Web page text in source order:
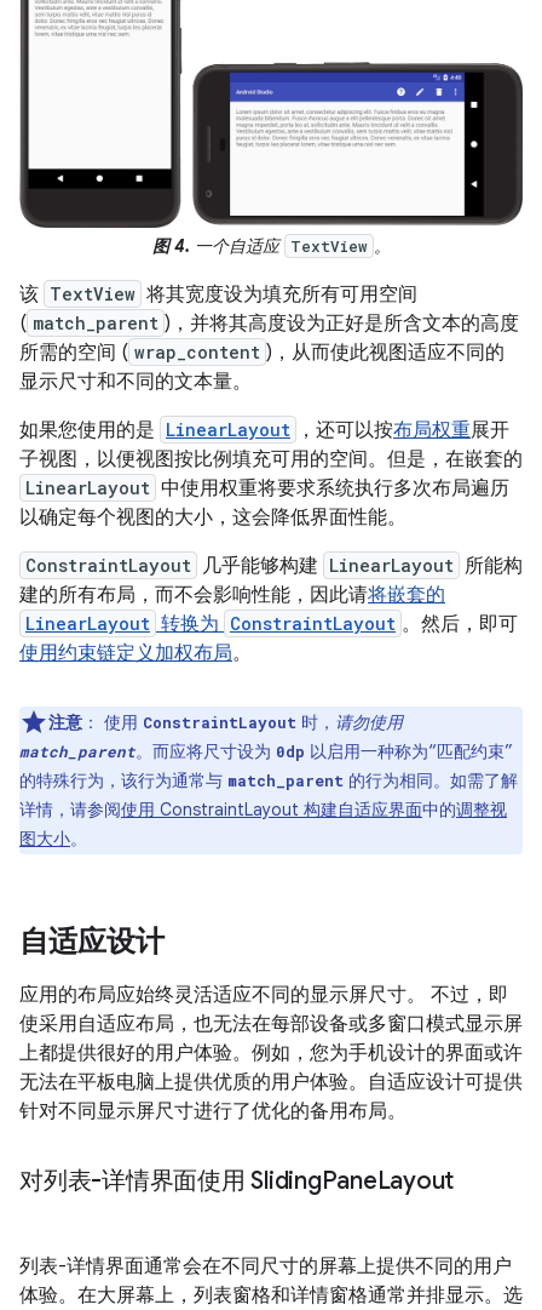
图 4. 一个自适应 TextView 。
该 TextView 将其宽度设为填充所有可用空间
( match_parent )，并将其高度设为正好是所含文本的高度
所需的空间 ( wrap_content )，从而使此视图适应不同的
显示尺寸和不同的文本量。
如果您使用的是 LinearLayout ，还可以按布局权重展开
子视图，以便视图按比例填充可用的空间。但是，在嵌套的
LinearLayout 中使用权重将要求系统执行多次布局遍历
以确定每个视图的大小，这会降低界面性能。
ConstraintLayout 几乎能够构建 LinearLayout 所能构
建的所有布局，而不会影响性能，因此请将嵌套的
LinearLayout 转换为 ConstraintLayout 。然后，即可
使用约束链定义加权布局。
注意 ： 使用 ConstraintLayout 时， 请勿使用
match_parent。而应将尺寸设为 0dp 以启用一种称为“匹配约束”
的特殊行为，该行为通常与 match_parent 的行为相同。如需了解
详情，请参阅使用 ConstraintLayout 构建自适应界面中的调整视
图大小。
自适应设计
应用的布局应始终灵活适应不同的显示屏尺寸。 不过，即
使采用自适应布局，也无法在每部设备或多窗口模式显示屏
上都提供很好的用户体验。例如，您为手机设计的界面或许
无法在平板电脑上提供优质的用户体验。自适应设计可提供
针对不同显示屏尺寸进行了优化的备用布局。
对列表-详情界面使用 SlidingPaneLayout
列表-详情界面通常会在不同尺寸的屏幕上提供不同的用户
体验。在大屏幕上，列表窗格和详情窗格通常并排显示。选